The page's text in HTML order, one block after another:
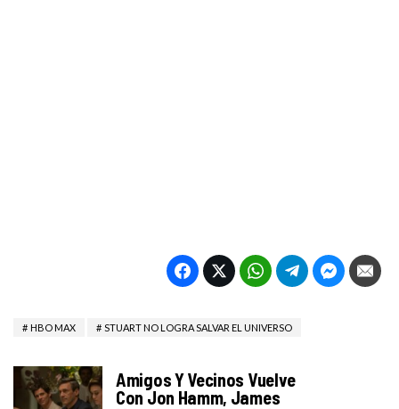
HBO MAX STUART NO LOGRA SALVAR EL UNIVERSO
Amigos Y Vecinos Vuelve
Con Jon Hamm, James